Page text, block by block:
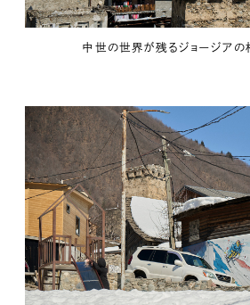
中世の世界が残るジョージアの